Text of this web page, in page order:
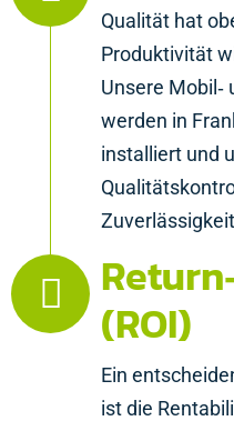
Qualität hat
Produktivität
Unsere Mobil‑
werden in
installiert und
(ROI)
Ein
ist die